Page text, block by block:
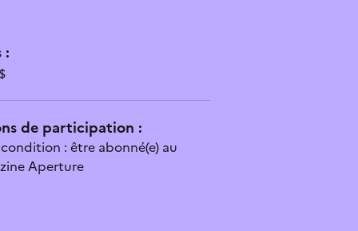
:
de participation :
: être abonné(e) au
Aperture